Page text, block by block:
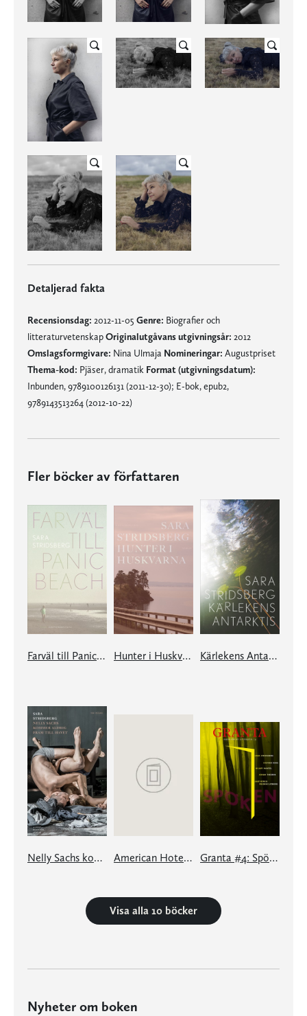
Detaljerad fakta
Recensionsdag: 2012-11-05 Genre: Biografier och
litteraturvetenskapOriginalutgåvans utgivningsår: 2012
Omslagsformgivare: Nina Ulmaja Nomineringar: Augustpriset
Thema-kod: Pjäser, dramatik Format (utgivningsdatum):
Inbunden, 9789100126131 (2011-12-30); E-bok, epub2,
9789143513264 (2012-10-22)
Fler böcker av författaren
Farväl till Panic Beach Hunter i Huskvarna Kärlekens Antarktis
Nelly Sachs kommer aldrig fram till havet American Hotel : en e-singel ur Granta #4 Granta #4: Spöken
Visa alla 10 böcker
Nyheter om boken